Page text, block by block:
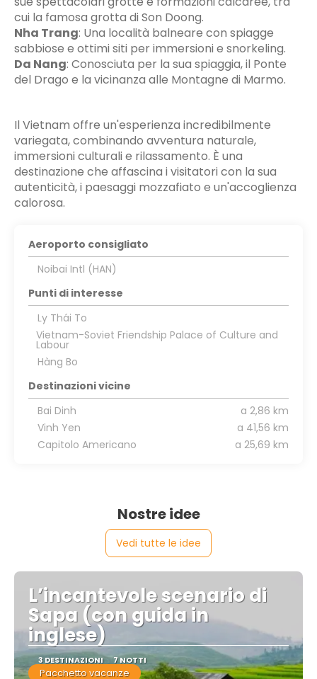
cui la famosa grotta di Son Doong.
Nha Trang: Una località balneare con spiagge
sabbiose e ottimi siti per immersioni e snorkeling.
Da Nang: Conosciuta per la sua spiaggia, il Ponte
del Drago e la vicinanza alle Montagne di Marmo.
Il Vietnam offre un'esperienza incredibilmente
variegata, combinando avventura naturale,
immersioni culturali e rilassamento. È una
destinazione che affascina i visitatori con la sua
autenticità, i paesaggi mozzafiato e un'accoglienza
calorosa.
Aeroporto consigliato
Noibai Intl (HAN)
Punti di interesse
Ly Thái To
Vietnam-Soviet Friendship Palace of Culture and
Labour
Hàng Bo
Destinazioni vicine
Bai Dinh
a 2,86 km
Vinh Yen
a 41,56 km
Capitolo Americano
a 25,69 km
Nostre idee
Vedi tutte le idee
L’incantevole scenario di
Sapa (con guida in
inglese)
3 DESTINAZIONI 7 NOTTI
Pacchetto vacanze